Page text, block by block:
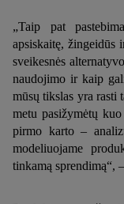
„Taip pat
apsiskaitę,
sveikesnės
naudojimo ir kaip
mūsų tikslas yra rasti
metu pasižymėtų
pirmo karto –
modeliuojame
tinkamą sprendimą“,
informacijos,
laikotarpį ir Jūsų
mūsųprivatumo